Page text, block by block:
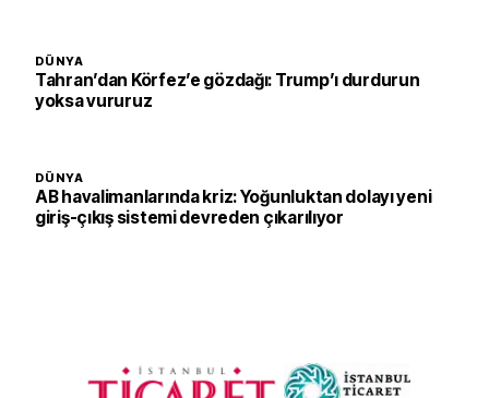
DÜNYA
Tahran’dan Körfez’e gözdağı: Trump’ı durdurun
yoksa vururuz
DÜNYA
AB havalimanlarında kriz: Yoğunluktan dolayı yeni
giriş-çıkış sistemi devreden çıkarılıyor